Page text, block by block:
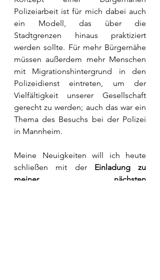
Polizeiarbeit ist für mich dabei auch
ein Modell, das über die
Stadtgrenzen hinaus praktiziert
werden sollte. Für mehr Bürgernähe
müssen außerdem mehr Menschen
mit Migrationshintergrund in den
Polizeidienst eintreten, um der
Vielfältigkeit unserer Gesellschaft
gerecht zu werden; auch das war ein
Thema des Besuchs bei der Polizei
in Mannheim.
Meine Neuigkeiten will ich heute
schließen mit der Einladung zu
meiner nächsten